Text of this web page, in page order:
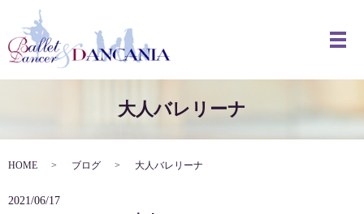
メ
大人バレリーナ
HOME ブログ 大人バレリーナ
2021/06/17